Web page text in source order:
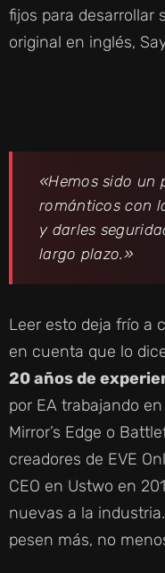
fijos para desarrollar
original en inglés,
«Hemos sido un
románticos con
y darles
largo plazo.»
Leer esto deja frío a
en cuenta que lo
20 años de
por EA trabajando
Mirror’s Edge o
creadores de EVE
CEO en Ustwo en
nuevas a la
pesen más, no